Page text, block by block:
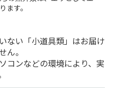
ます。
ない「小道具類」はお届け
ん。
コンなどの環境により、実